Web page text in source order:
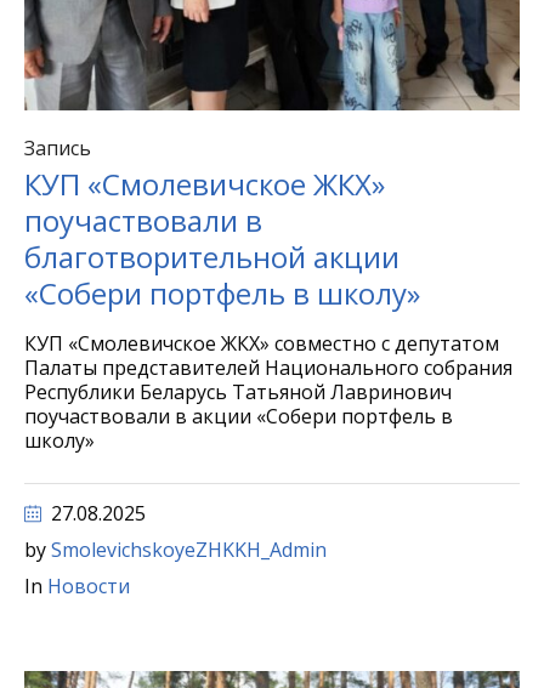
Запись
КУП «Смолевичское ЖКХ»
поучаствовали в
благотворительной акции
«Собери портфель в школу»
КУП «Смолевичское ЖКХ» совместно с депутатом
Палаты представителей Национального собрания
Республики Беларусь Татьяной Лавринович
поучаствовали в акции «Собери портфель в
школу»
27.08.2025
bySmolevichskoyeZHKKH_Admin
In Новости